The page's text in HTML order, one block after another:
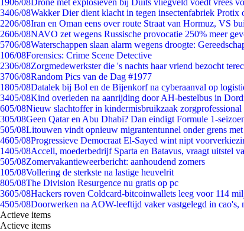
1906/08Drone met explosieven bij Duits vliegveld voedt vrees
3406/08Wakker Dier dient klacht in tegen insectenfabriek Protix
2206/08Iran en Oman eens over route Straat van Hormuz, VS
2606/08NAVO zet wegens Russische provocatie 250% meer
5706/08Waterschappen slaan alarm wegens droogte:
106/08Forensics: Crime Scene Detective
2306/08Zorgmedewerkster die 's nachts haar vriend bezocht
3706/08Random Pics van de Dag #1977
1805/08Datalek bij Bol en de Bijenkorf na cyberaanval op
3405/08Kind overleden na aanrijding door AH-bestelbus in
605/08Nieuw slachtoffer in kindermisbruikzaak zorgprofessional
305/08Geen Qatar en Abu Dhabi? Dan eindigt Formule 1-
505/08Litouwen vindt opnieuw migrantentunnel onder grens
4605/08Progressieve Democraat El-Sayed wint nipt
1405/08Accell, moederbedrijf Sparta en Batavus, vraagt uitstel
505/08Zomervakantieweerbericht: aanhoudend zomers
105/08Vollering de sterkste na lastige heuvelrit
805/08The Division Resurgence nu gratis op pc
3605/08Hackers roven Coldcard-bitcoinwallets leeg voor 114
4505/08Doorwerken na AOW-leeftijd vaker vastgelegd in cao's,
Actieve items
Actieve items